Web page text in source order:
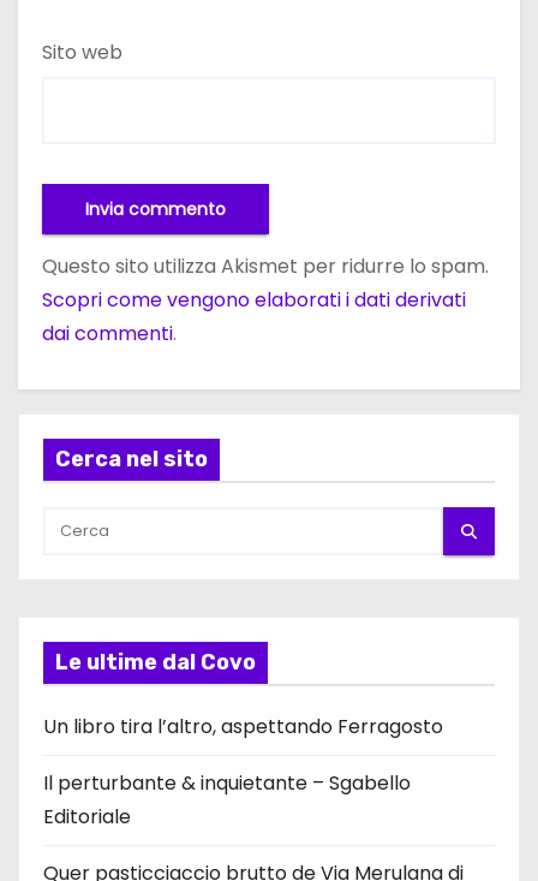
Sito web
Questo sito utilizza Akismet per ridurre lo spam.
Scopri come vengono elaborati i dati derivati
dai commenti.
Cerca nel sito
Le ultime dal Covo
Un libro tira l’altro, aspettando Ferragosto
Il perturbante & inquietante – Sgabello
Editoriale
Quer pasticciaccio brutto de Via Merulana di